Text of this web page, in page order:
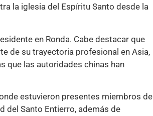
la iglesia del Espíritu Santo desde la
en Ronda. Cabe destacar que
de su trayectoria profesional en Asia,
que las autoridades chinas han
estuvieron presentes miembros de
del Santo Entierro, además de